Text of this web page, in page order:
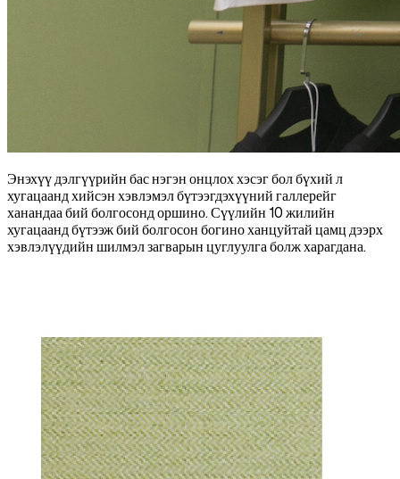
Энэхүү дэлгүүрийн бас нэгэн онцлох хэсэг бол бүхий л
хугацаанд хийсэн хэвлэмэл бүтээгдэхүүний галлерейг
ханандаа бий болгосонд оршино. Сүүлийн 10 жилийн
хугацаанд бүтээж бий болгосон богино ханцуйтай цамц дээрх
хэвлэлүүдийн шилмэл загварын цуглуулга болж харагдана.